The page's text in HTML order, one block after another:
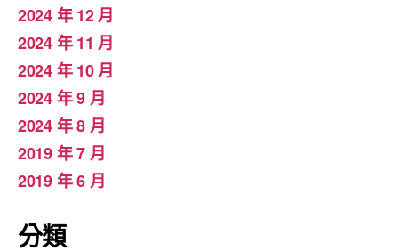
2024 年 12 月
2024 年 11 月
2024 年 10 月
2024 年 9 月
2024 年 8 月
2019 年 7 月
2019 年 6 月
分類